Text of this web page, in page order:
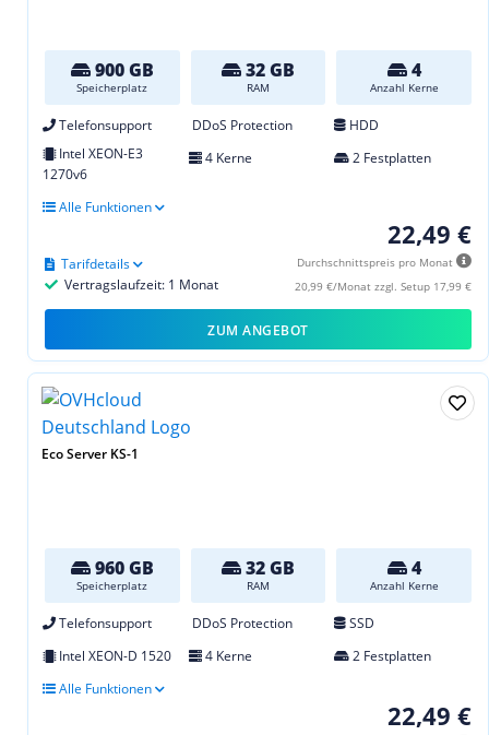
900 GB
Speicherplatz
32 GB
RAM
4
Anzahl Kerne
Telefonsupport DDoS Protection
HDD
Intel XEON-E3
1270v6
4 Kerne 2 Festplatten
Alle Funktionen
22,49 €
Durchschnittspreis pro Monat
20,99 €/Monat zzgl. Setup 17,99 €
Vertragslaufzeit: 1 Monat
Tarifdetails
ZUM ANGEBOT
Eco Server KS-1
960 GB
Speicherplatz
32 GB
RAM
4
Anzahl Kerne
Telefonsupport DDoS Protection
SSD
Intel XEON-D 1520
4 Kerne
2 Festplatten
Alle Funktionen
22,49 €